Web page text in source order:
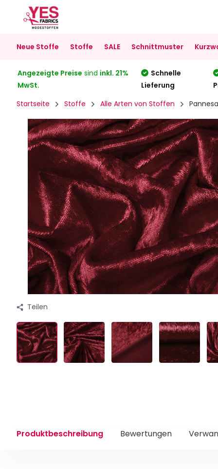
Neue Stoffe Stoffe SALE Schnittmuster
Angezeigte Preise sind inkl. 21%
MwSt.
Schnelle
Lieferung
Startseite Stoffe Alle Arten von Stoffen
Teilen
Produktbeschreibung Bewertungen